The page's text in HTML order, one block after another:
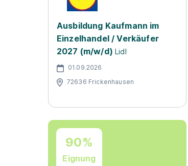
Ausbildung Kaufmann im
Einzelhandel / Verkäufer
2027 (m/w/d) Lidl
01.09.2026
72636 Frickenhausen
90%
Eignung